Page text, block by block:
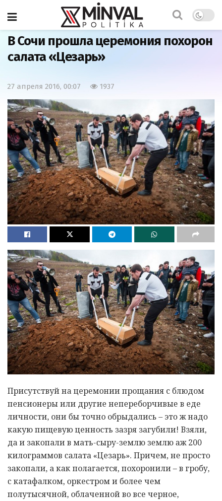
Главная
В Сочи прошла церемония похорон
салата «Цезарь»
27 апреля 2016, 00:07 1937
Присутствуй на церемонии прощания с блюдом
пенсионеры или другие непереборчивые в еде
личности, они бы точно обрыдались – это ж надо
какую пищевую ценность зазря загубили! Взяли,
да и закопали в мать-сыру-землю землю аж 200
килограммов салата «Цезарь». Причем, не просто
закопали, а как полагается, похоронили – в гробу,
с катафалком, оркестром и более чем
полутысячной, облаченной во все черное,